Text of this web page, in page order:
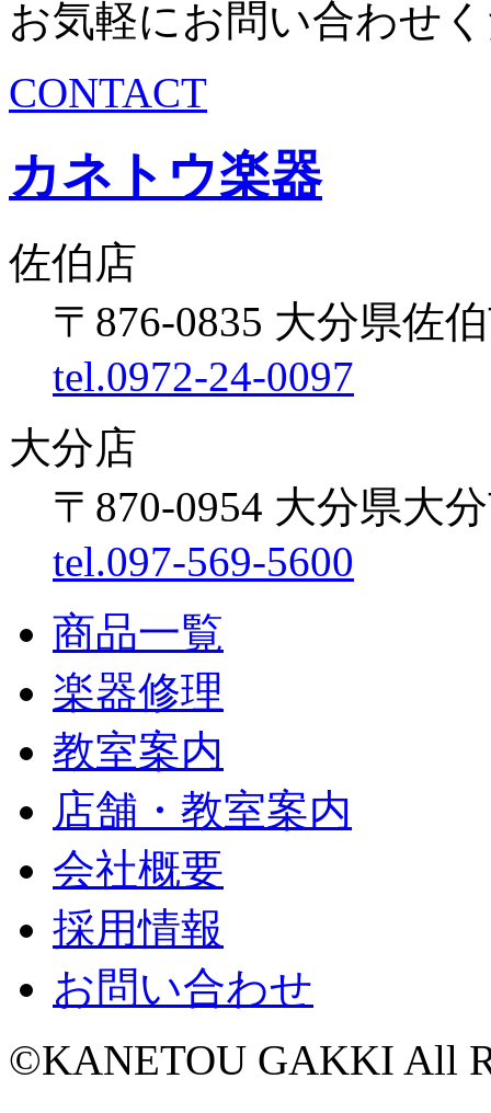
お気軽にお問い合わせ
CONTACT
カネトウ楽器
佐伯店
〒876-0835 大分県佐
tel.0972-24-0097
大分店
〒870-0954 大分県大
tel.097-569-5600
商品一覧
楽器修理
教室案内
店舗・教室案内
会社概要
採用情報
お問い合わせ
©KANETOU GAKKI All